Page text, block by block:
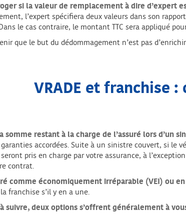
si la valeur de remplacement à dire d’expert
l’expert spécifiera deux valeurs dans son
le cas contraire, le montant TTC sera appliqué
que le but du dédommagement n’est pas
VRADE et franchise
somme restant à la charge de l’assuré lors d’un
accordées. Suite à un sinistre couvert, si le
pris en charge par votre assurance, à
contrat.
comme économiquement irréparable (VEI) ou
franchise s’il y en a une.
suivre, deux options s’offrent généralement à